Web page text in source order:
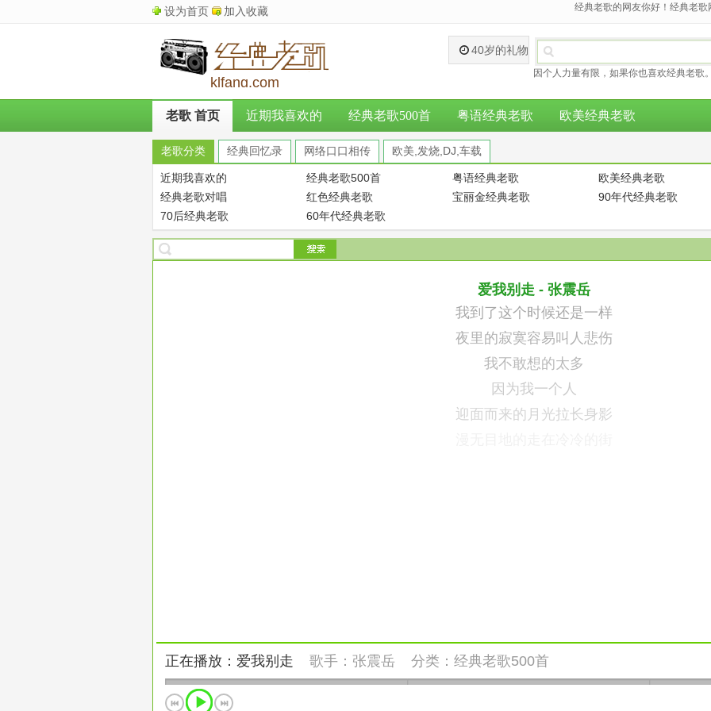
设为首页 加入收藏 经典老歌的网友你好！经典老
klfang.com
40岁的礼物
因个人力量有限，如果你也喜欢经典老歌
老歌 首页 近期我喜欢的 经典老歌500首 粤语经典老歌 欧美经典老歌
老歌分类 经典回忆录 网络口口相传 欧美,发烧,DJ,车载
近期我喜欢的 经典老歌500首 粤语经典老歌 欧美经典老歌
经典老歌对唱
红色经典老歌 宝丽金经典老歌 90年代经典老歌
70后经典老歌
60年代经典老歌
爱我别走 - 张震岳
我到了这个时候还是一样
夜里的寂寞容易叫人悲伤
我不敢想的太多
因为我一个人
迎面而来的月光拉长身影
正在播放：爱我别走 歌手： 张震岳 分类： 经典老歌500首